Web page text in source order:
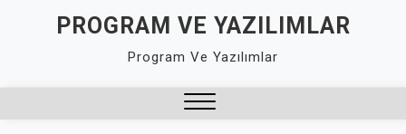
PROGRAM VE YAZILIMLAR
Program Ve Yazılımlar